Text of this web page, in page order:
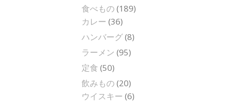
食べもの (189)
カレー (36)
ハンバーグ(8)
ラーメン (95)
定食 (50)
飲みもの (20)
ウイスキー (6)